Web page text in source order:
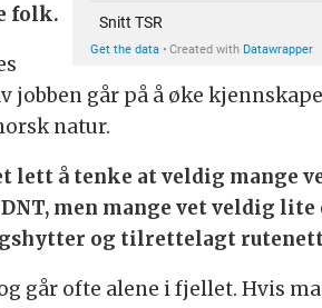
folk.
jobben går på å øke
natur.
lett å tenke at veldig mange
men mange vet veldig
og tilrettelagt
går ofte alene i fjellet. Hvis